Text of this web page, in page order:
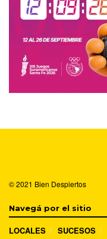
© 2021 Bien Despiertos
Navegá por el sitio
LOCALES SUCESOS